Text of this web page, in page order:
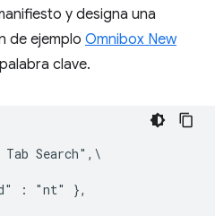
y designa una
de ejemplo Omnibox New
clave.
Search",\
: "nt" },